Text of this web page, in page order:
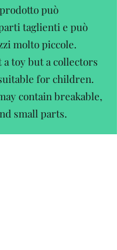
può
taglienti e può
molto piccole.
a toy but a collectors
for children.
contain breakable,
small parts.